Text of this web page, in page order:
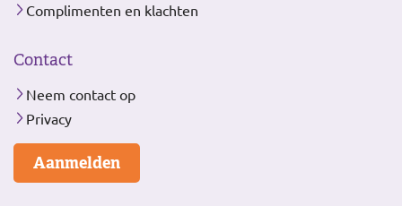
Complimenten en klachten
Contact
Neem contact op
Privacy
Aanmelden